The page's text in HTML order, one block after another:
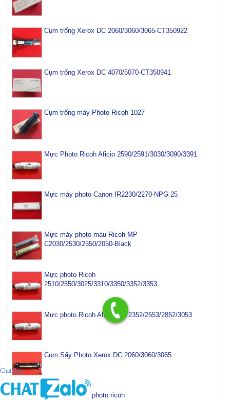
Cụm trống Xerox DC 2060/3060/3065-CT350922
Cụm trống Xerox DC 4070/5070-CT350941
Cụm trống máy Photo Ricoh 1027
Mực Photo Ricoh Aficio 2590/2591/3030/3090/3391
Mực máy photo Canon IR2230/2270-NPG 25
Mực máy photo màu Ricoh MP
C2030/2530/2550/2050-Black
Mực photo Ricoh
2510/2550/3025/3310/3350/3352/3353
Mực photo Ricoh Aficio MP 2352/2553/2852/3053
Cụm Sấy Photo Xerox DC 2060/3060/3065
Cụm trống máy photo ricoh
Chat Zalo